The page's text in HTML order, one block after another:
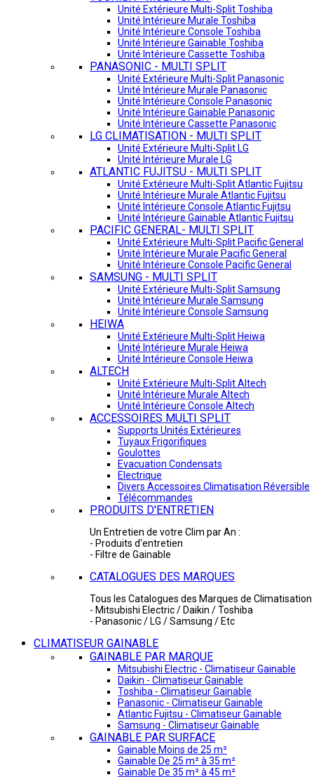
Unité Extérieure Multi-Split Toshiba
Unité Intérieure Murale Toshiba
Unité Intérieure Console Toshiba
Unité Intérieure Gainable Toshiba
Unité Intérieure Cassette Toshiba
PANASONIC - MULTI SPLIT
Unité Extérieure Multi-Split Panasonic
Unité Intérieure Murale Panasonic
Unité Intérieure Console Panasonic
Unité Intérieure Gainable Panasonic
Unité Intérieure Cassette Panasonic
LG CLIMATISATION - MULTI SPLIT
Unité Extérieure Multi-Split LG
Unité Intérieure Murale LG
ATLANTIC FUJITSU - MULTI SPLIT
Unité Extérieure Multi-Split Atlantic Fujitsu
Unité Intérieure Murale Atlantic Fujitsu
Unité Intérieure Console Atlantic Fujitsu
Unité Intérieure Gainable Atlantic Fujitsu
PACIFIC GENERAL- MULTI SPLIT
Unité Extérieure Multi-Split Pacific General
Unité Intérieure Murale Pacific General
Unité Intérieure Console Pacific General
SAMSUNG - MULTI SPLIT
Unité Extérieure Multi-Split Samsung
Unité Intérieure Murale Samsung
Unité Intérieure Console Samsung
HEIWA
Unité Extérieure Multi-Split Heiwa
Unité Intérieure Murale Heiwa
Unité Intérieure Console Heiwa
ALTECH
Unité Extérieure Multi-Split Altech
Unité Intérieure Murale Altech
Unité Intérieure Console Altech
ACCESSOIRES MULTI SPLIT
Supports Unités Extérieures
Tuyaux Frigorifiques
Goulottes
Evacuation Condensats
Electrique
Divers Accessoires Climatisation Réversible
Télécommandes
PRODUITS D'ENTRETIEN
Un Entretien de votre Clim par An :
- Produits d'entretien
- Filtre de Gainable
CATALOGUES DES MARQUES
Tous les Catalogues des Marques de Climatisation
- Mitsubishi Electric / Daikin / Toshiba
- Panasonic / LG / Samsung / Etc
CLIMATISEUR GAINABLE
GAINABLE PAR MARQUE
Mitsubishi Electric - Climatiseur Gainable
Daikin - Climatiseur Gainable
Toshiba - Climatiseur Gainable
Panasonic - Climatiseur Gainable
Atlantic Fujitsu - Climatiseur Gainable
Samsung - Climatiseur Gainable
GAINABLE PAR SURFACE
Gainable Moins de 25 m²
Gainable De 25 m² à 35 m²
Gainable De 35 m² à 45 m²